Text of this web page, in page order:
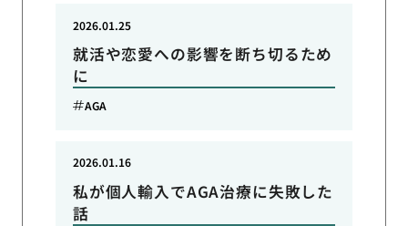
就活や恋愛への影響を断ち切るため
に
2026.01.25
AGA
私が個人輸入でAGA治療に失敗した
話
2026.01.16